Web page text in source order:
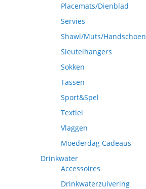
Placemats/Dienblad
Servies
Shawl/Muts/Handschoen
Sleutelhangers
Sokken
Tassen
Sport&Spel
Textiel
Vlaggen
Moederdag Cadeaus
Drinkwater
Accessoires
Drinkwaterzuivering